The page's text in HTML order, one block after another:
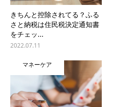
きちんと控除されてる？ふる
さと納税は住民税決定通知書
をチェッ...
2022.07.11
マネーケア